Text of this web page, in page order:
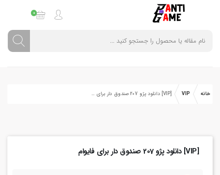
0
خانه VIP [VIP] دانلود پژو 207 صندوق دار برای فایوام
[VIP] دانلود پژو 207 صندوق دار برای فایوام